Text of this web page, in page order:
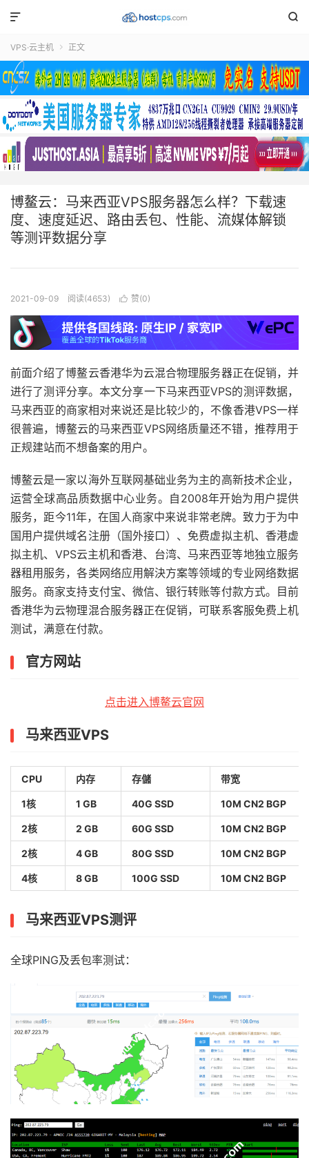


VPS·云主机  正文
博鳌云：马来西亚VPS服务器怎么样？下载速
度、速度延迟、路由丢包、性能、流媒体解锁
等测评数据分享
2021-09-09 阅读(4653)  赞(0)
前面介绍了博鳌云香港华为云混合物理服务器正在促销，并
进行了测评分享。本文分享一下马来西亚VPS的测评数据，
马来西亚的商家相对来说还是比较少的，不像香港VPS一样
很普遍，博鳌云的马来西亚VPS网络质量还不错，推荐用于
正规建站而不想备案的用户。
博鳌云是一家以海外互联网基础业务为主的高新技术企业，
运营全球高品质数据中心业务。自2008年开始为用户提供
服务，距今11年，在国人商家中来说非常老牌。致力于为中
国用户提供域名注册（国外接口）、免费虚拟主机、香港虚
拟主机、VPS云主机和香港、台湾、马来西亚等地独立服务
器租用服务，各类网络应用解決方案等领域的专业网络数据
服务。商家支持支付宝、微信、银行转账等付款方式。目前
香港华为云物理混合服务器正在促销，可联系客服免费上机
测试，满意在付款。
官方网站
点击进入博鳌云官网
马来西亚VPS
CPU 内存 存儲 带宽
1核 1 GB 40G SSD 10M CN2 BGP
2核 2 GB 60G SSD 10M CN2 BGP
2核 4 GB 80G SSD 10M CN2 BGP
4核 8 GB 100G SSD 10M CN2 BGP
马来西亚VPS测评
全球PING及丢包率测试：